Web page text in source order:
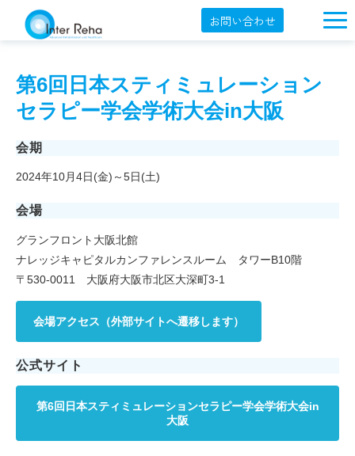
お問い合わせ
製品一覧
展示会・学会
導入事例
English
第6回日本スティミュレーション
セラピー学会学術大会in大阪
会期
2024年10月4日(金)～5日(土)
会場
グランフロント大阪北館
ナレッジキャピタルカンファレンスルーム タワーB10階
〒530-0011 大阪府大阪市北区大深町3-1
会場アクセス（外部サイトへ遷移します）
公式サイト
第6回日本スティミュレーションセラピー学会学術大会in
大阪